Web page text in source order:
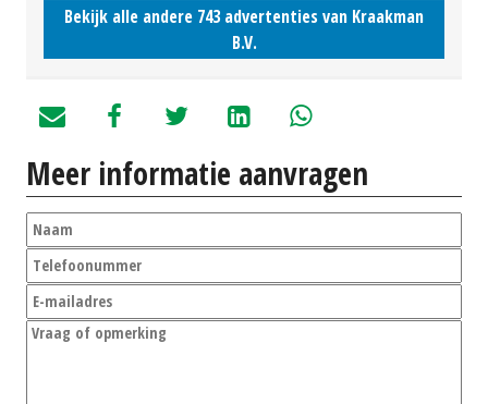
Bekijk alle andere 743 advertenties van Kraakman
B.V.
Meer informatie aanvragen